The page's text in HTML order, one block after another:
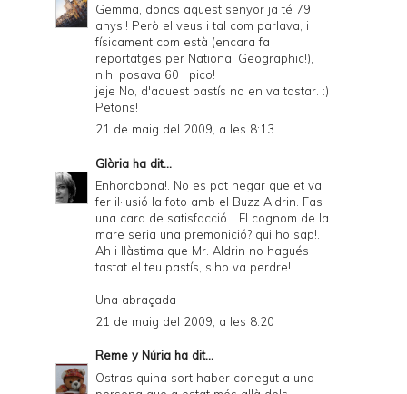
Gemma, doncs aquest senyor ja té 79
anys!! Però el veus i tal com parlava, i
físicament com està (encara fa
reportatges per National Geographic!),
n'hi posava 60 i pico!
jeje No, d'aquest pastís no en va tastar. :)
Petons!
21 de maig del 2009, a les 8:13
Glòria ha dit...
Enhorabona!. No es pot negar que et va
fer il·lusió la foto amb el Buzz Aldrin. Fas
una cara de satisfacció... El cognom de la
mare seria una premonició? qui ho sap!.
Ah i llàstima que Mr. Aldrin no hagués
tastat el teu pastís, s'ho va perdre!.
Una abraçada
21 de maig del 2009, a les 8:20
Reme y Núria ha dit...
Ostras quina sort haber conegut a una